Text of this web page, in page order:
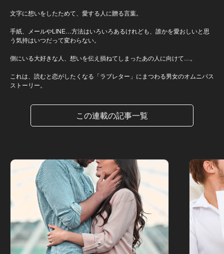
文字に想いをしたためて、愛する人に贈る言葉。
手紙、メールやLINE…方法はいろいろあるけれども、誰かを愛おしいと思
う気持はいつだって変わらない。
側にいる大好きな人、想いを伝え損ねてしまったあの人に向けて…。
これは、読むと恋がしたくなる「ラブレター」にまつわる男女のオムニバス
ストーリー。
この連載の記事一覧